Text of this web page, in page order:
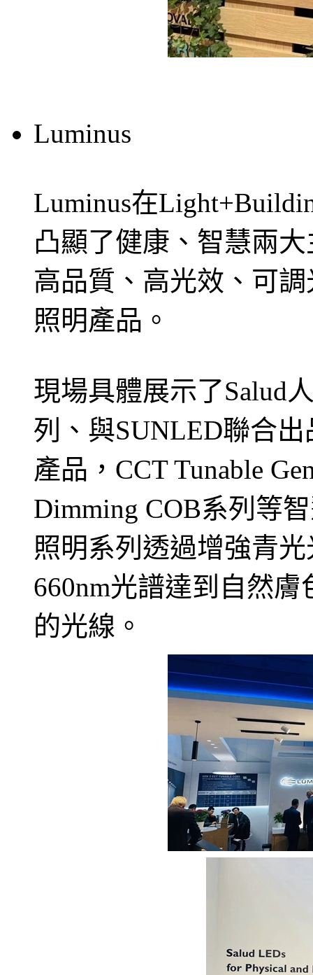
Luminus
Luminus在
凸顯了健康、智慧兩
高品質、高光效、可
照明產品。
現場具體展示了Salud
列、與SUNLED聯合
產品，CCT Tunable
Dimming COB系列等
照明系列透過增強青
660nm光譜達到自然
的光線。